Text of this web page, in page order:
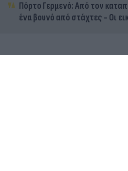
Πόρτο Γερμενό: Από τον
ένα βουνό από στάχτες - Οι